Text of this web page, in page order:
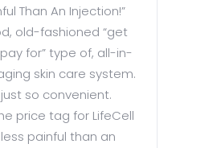
Than An Injection!”
old-fashioned “get
for” type of, all-in-
skin care system.
just so convenient.
price tag for LifeCell
painful than an